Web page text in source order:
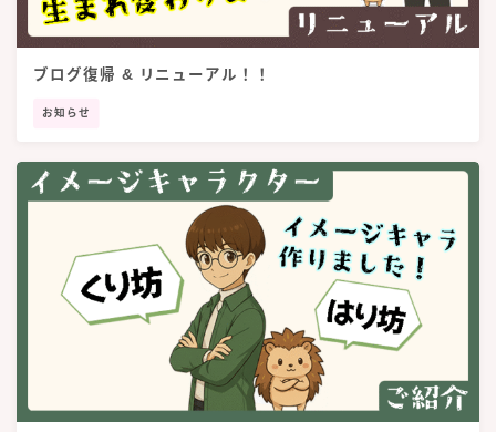
ブログ復帰 & リニューアル！！
お知らせ